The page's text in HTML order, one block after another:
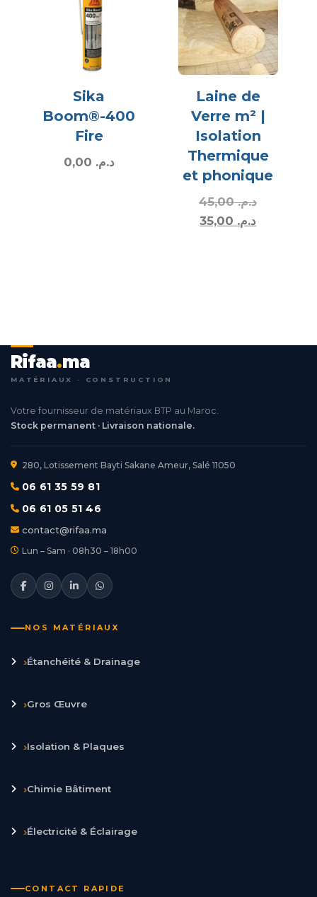
Sika
Boom®-400
Fire
د.م.
Laine de
Verre m² |
Isolation
Thermique
et phonique
د.م.45,00
د.م.
Rifaa.ma
MATÉRIAUX · CONSTRUCTION
Votre fournisseur de matériaux BTP au Maroc.
Stock permanent · Livraison nationale.
280, Lotissement Bayti Sakane Ameur, Salé 11050
06 61 35 59 81
06 61 05 51 46
contact@rifaa.ma
Lun – Sam · 08h30 – 18h00
NOS MATÉRIAUX
›Étanchéité & Drainage
›Gros Œuvre
›Isolation & Plaques
›Chimie Bâtiment
›Électricité & Éclairage
CONTACT RAPIDE